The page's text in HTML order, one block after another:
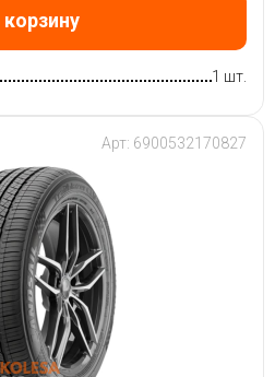
корзину
1 шт.
Арт: 6900532170827